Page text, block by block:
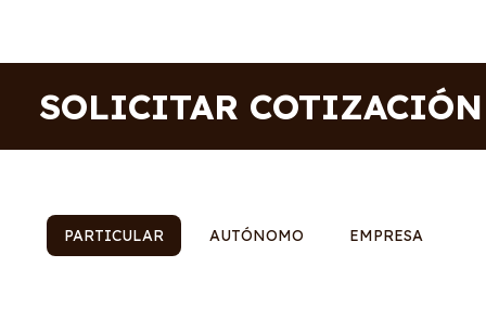
SOLICITAR COTIZACIÓN
PARTICULAR AUTÓNOMO EMPRESA